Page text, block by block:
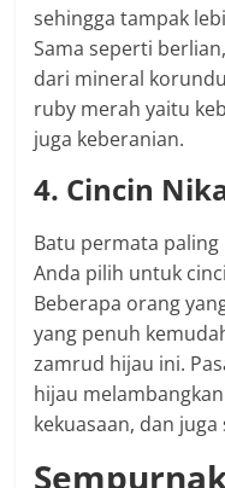
sehingga tampak
Sama seperti
dari mineral
ruby merah yaitu
juga keberanian.
4. Cincin
Batu permata
Anda pilih untuk
Beberapa orang
yang penuh
zamrud hijau ini.
hijau
kekuasaan, dan